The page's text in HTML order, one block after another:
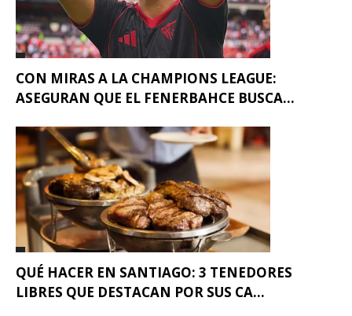
CON MIRAS A LA CHAMPIONS LEAGUE:
ASEGURAN QUE EL FENERBAHCE BUSCA...
QUÉ HACER EN SANTIAGO: 3 TENEDORES
LIBRES QUE DESTACAN POR SUS CA...